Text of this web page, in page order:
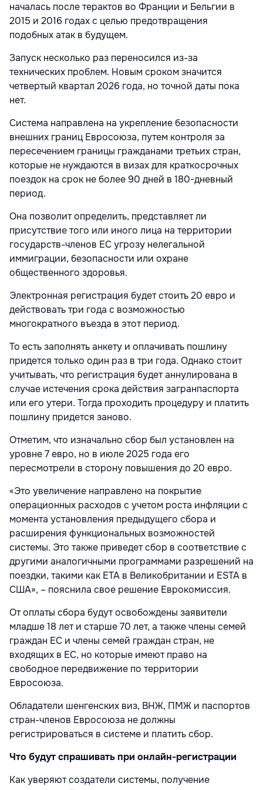
началась после терактов во Франции и Бельгии в
2015 и 2016 годах с целью предотвращения
подобных атак в будущем.
Запуск несколько раз переносился из-за
технических проблем. Новым сроком значится
четвертый квартал 2026 года, но точной даты пока
нет.
Система направлена на укрепление безопасности
внешних границ Евросоюза, путем контроля за
пересечением границы гражданами третьих стран,
которые не нуждаются в визах для краткосрочных
поездок на срок не более 90 дней в 180-дневный
период.
Она позволит определить, представляет ли
присутствие того или иного лица на территории
государств-членов ЕС угрозу нелегальной
иммиграции, безопасности или охране
общественного здоровья.
Электронная регистрация будет стоить 20 евро и
действовать три года с возможностью
многократного въезда в этот период.
То есть заполнять анкету и оплачивать пошлину
придется только один раз в три года. Однако стоит
учитывать, что регистрация будет аннулирована в
случае истечения срока действия загранпаспорта
или его утери. Тогда проходить процедуру и платить
пошлину придется заново.
Отметим, что изначально сбор был установлен на
уровне 7 евро, но в июле 2025 года его
пересмотрели в сторону повышения до 20 евро.
«Это увеличение направлено на покрытие
операционных расходов с учетом роста инфляции с
момента установления предыдущего сбора и
расширения функциональных возможностей
системы. Это также приведет сбор в соответствие с
другими аналогичными программами разрешений на
поездки, такими как ETA в Великобритании и ESTA в
США», – пояснила свое решение Еврокомиссия.
От оплаты сбора будут освобождены заявители
младше 18 лет и старше 70 лет, а также члены семей
граждан ЕС и члены семей граждан стран, не
входящих в ЕС, но которые имеют право на
свободное передвижение по территории
Евросоюза.
Обладатели шенгенских виз, ВНЖ, ПМЖ и паспортов
стран-членов Евросоюза не должны
регистрироваться в системе и платить сбор.
Что будут спрашивать при онлайн-регистрации
Как уверяют создатели системы, получение